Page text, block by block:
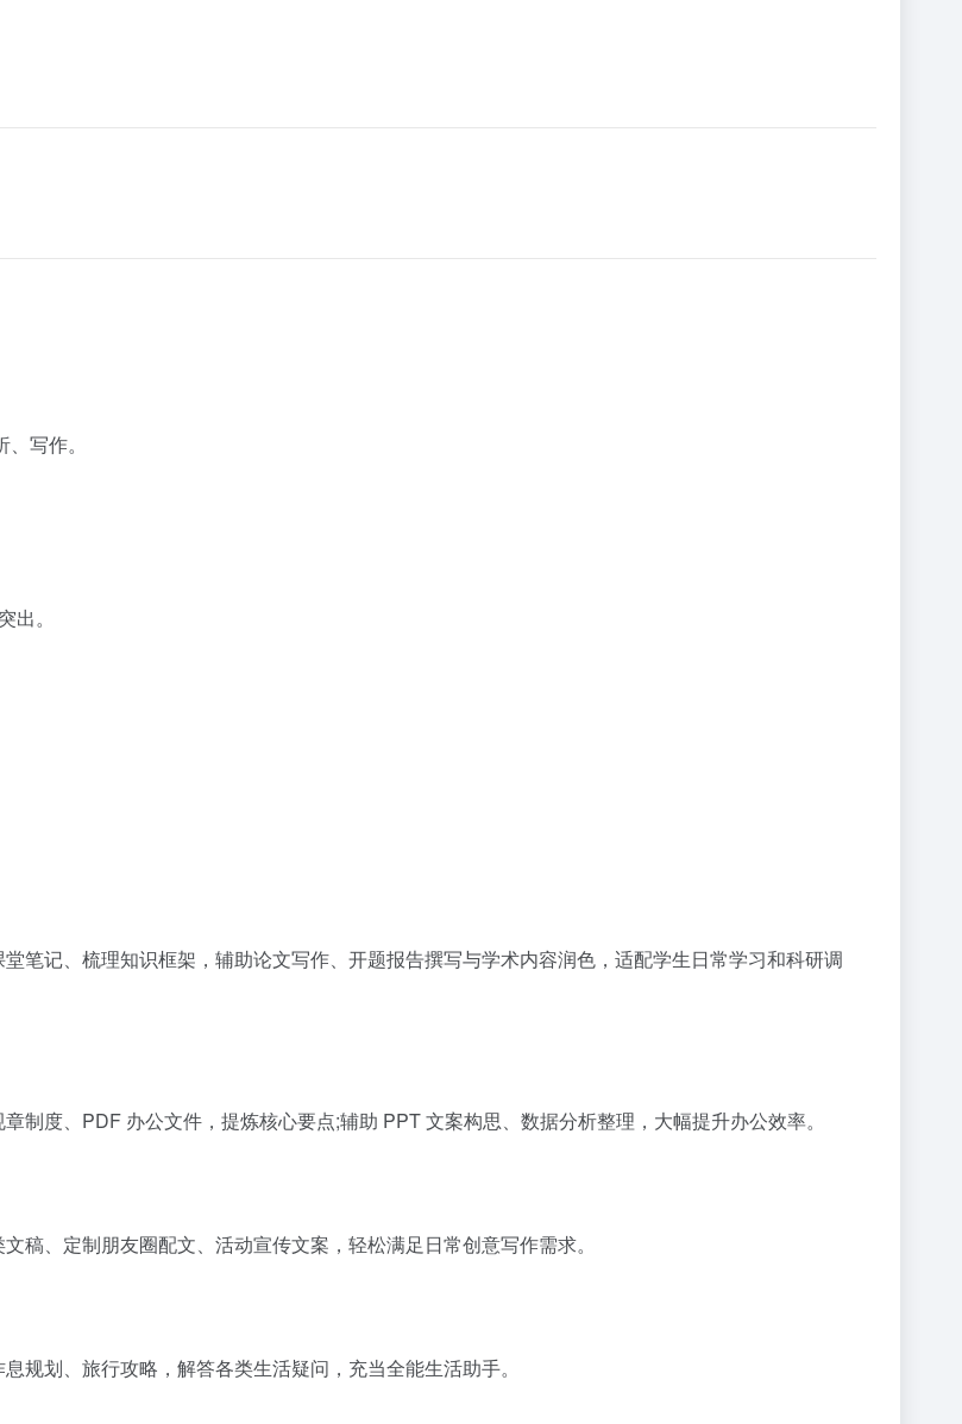
写作。
。
笔记、梳理知识框架，辅助论文写作、开题报告撰写与学术内容润色，适配学生日常学习和科研调
制度、PDF 办公文件，提炼核心要点;辅助 PPT 文案构思、数据分析整理，大幅提升办公效率。
稿、定制朋友圈配文、活动宣传文案，轻松满足日常创意写作需求。
规划、旅行攻略，解答各类生活疑问，充当全能生活助手。